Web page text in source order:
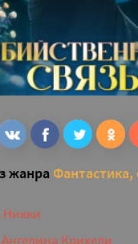
жанра Фантастика,
Никки
Ангелина Крихели